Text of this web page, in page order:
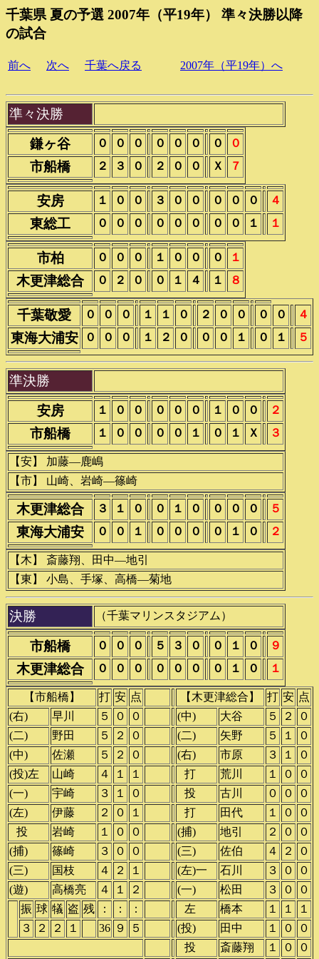
千葉県 夏の予選 2007年（平19年） 準々決勝以降
の試合
前へ 次へ 千葉へ戻る 2007年（平19年）へ
準々決勝
鎌ヶ谷
０ ０ ０ ０ ０ ０ ０ ０
市船橋 ２ ３ ０ ２ ０ ０ Ｘ ７
安房 １ ０ ０ ３ ０ ０ ０ ０ ０ ４
東総工 ０ ０ ０ ０ ０ ０ ０ ０ １ １
市柏 ０ ０ ０ １ ０ ０ ０ １
木更津総合 ０ ２ ０ ０ １ ４ １ ８
千葉敬愛 ０ ０ ０ １ １ ０ ２ ０ ０ ０ ０ ４
東海大浦安 ０ ０ ０ １ ２ ０ ０ ０ １ ０ １ ５
準決勝
安房
１ ０ ０ ０ ０ ０ １ ０ ０ ２
市船橋 １ ０ ０ ０ ０ １ ０ １ Ｘ ３
【安】 加藤―鹿嶋
【市】 山崎、岩崎―篠崎
木更津総合 ３ １ ０ ０ １ ０ ０ ０ ０ ５
東海大浦安 ０ ０ １ ０ ０ ０ ０ １ ０ ２
【木】 斎藤翔、田中―地引
【東】 小島、手塚、高橋―菊地
決勝 （千葉マリンスタジアム）
市船橋 ０ ０ ０ ５ ３ ０ ０ １ ０ ９
木更津総合 ０ ０ ０ ０ ０ ０ ０ １ ０ １
【市船橋】 打 安 点 【木更津総合】 打 安 点
(右)
早川 ５ ０ ０ (中) 大谷 ５ ２
０
(二)
野田 ５ ２ ０ (二) 矢野 ５ １
０
(中)
佐瀬 ５ ２ ０ (右) 市原 ３ １
０
(投)左
山崎 ４ １ １ 打 荒川 １ ０
０
(一)
宇崎 ３ １ ０ 投 古川 ０ ０
０
(左)
伊藤 ２ ０ １ 打 田代 １ ０
０
投 岩崎 １ ０ ０ (捕) 地引 ２ ０
０
(捕)
篠崎 ３ ０ ０ (三) 佐伯 ４ ２
０
(三)
国枝 ４ ２ １ (左)一 石川 ３ ０
０
(遊)
高橋亮 ４ １ ２ (一) 松田 ３ ０ ０
振 球 犠 盗 残 ： ： ： 左 橋本 １ １
１
３
２ ２ １ 36 ９ ５ (投) 田中 １ ０
０
投 斎藤翔 １ ０ ０